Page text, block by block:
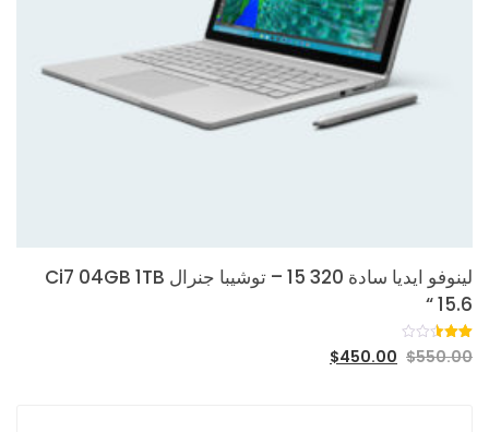
لينوفو ايديا سادة 320 15 – توشيبا جنرال Ci7 04GB 1TB
15.6 “
تم
التقييم
1121
$550.00
$450.00